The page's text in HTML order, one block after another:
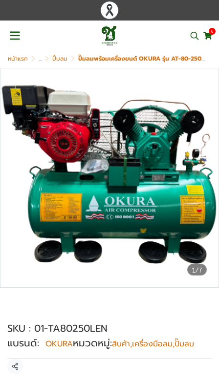
0
หน้าแรก ... ปั๊มลม ปั๊มลมพร้อมเครื่องยนต์ OKURA รุ่น AT-80-250L-EN
1/7
SKU : 01-TA80250LEN
แบรนด์: OKURAหมวดหมู่:สินค้า,เครื่องมือลม,ปั๊มลม
แชร์